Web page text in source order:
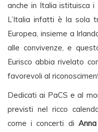
anche in Italia istituisca i
L’Italia infatti è la sola
Europea, insieme a
alle convivenze, e
Eurisco abbia rivelato
favorevoli al
Dedicati ai PaCS e al
previsti nel ricco
come i concerti di